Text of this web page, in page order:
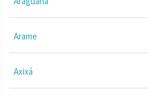
Arame
Axixá